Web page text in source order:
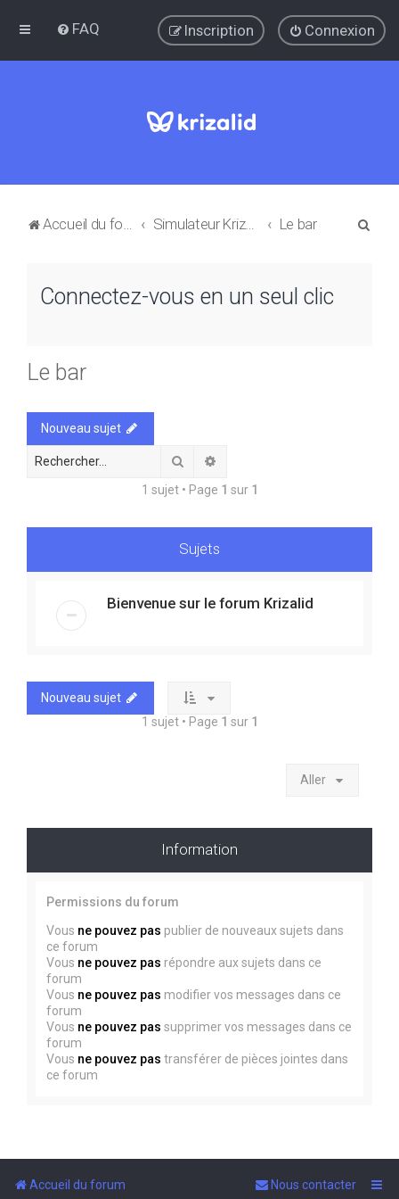
FAQ Connexion
Inscription
Accueil du forum Simulateur Krizalid: Questions et réponses Le bar
Connectez-vous en un seul clic
Le bar
Nouveau sujet
Rechercher
1 sujet • Page 1 sur 1
Sujets
Bienvenue sur le forum Krizalid
Nouveau sujet
1 sujet • Page 1 sur 1
Aller
Information
Permissions du forum
Vous ne pouvez pas publier de nouveaux sujets dans
ce forum
Vous ne pouvez pas répondre aux sujets dans ce
forum
Vous ne pouvez pas modifier vos messages dans ce
forum
Vous ne pouvez pas supprimer vos messages dans ce
forum
Vous ne pouvez pas transférer de pièces jointes dans
ce forum
Accueil du forum Nous contacter